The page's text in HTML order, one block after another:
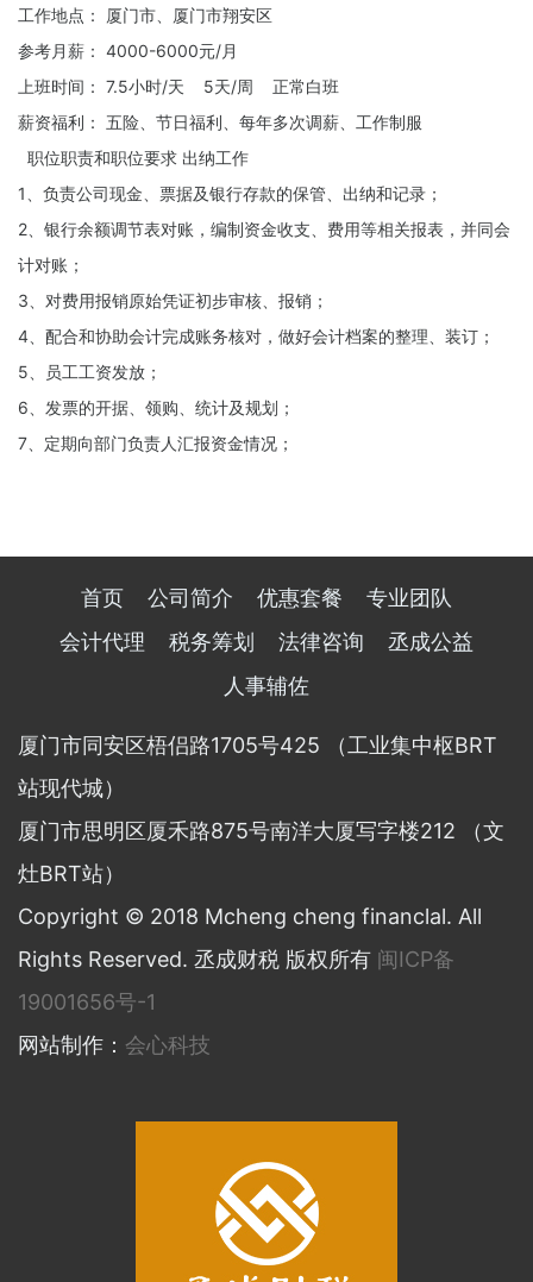
工作地点： 厦门市、厦门市翔安区
参考月薪： 4000-6000元/月
上班时间： 7.5小时/天 5天/周 正常白班
薪资福利： 五险、节日福利、每年多次调薪、工作制服
职位职责和职位要求 出纳工作
1、负责公司现金、票据及银行存款的保管、出纳和记录；
2、银行余额调节表对账，编制资金收支、费用等相关报表，并同会
计对账；
3、对费用报销原始凭证初步审核、报销；
4、配合和协助会计完成账务核对，做好会计档案的整理、装订；
5、员工工资发放；
6、发票的开据、领购、统计及规划；
7、定期向部门负责人汇报资金情况；
首页 公司简介 优惠套餐
专业团队
会计代理
税务筹划 法律咨询
丞成公益
人事辅佐
厦门市同安区梧侣路1705号425 （工业集中枢BRT
站现代城）
厦门市思明区厦禾路875号南洋大厦写字楼212 （文
灶BRT站）
Copyright © 2018 Mcheng cheng financlal. All
Rights Reserved. 丞成财税 版权所有 闽ICP备
19001656号-1
网站制作： 会心科技